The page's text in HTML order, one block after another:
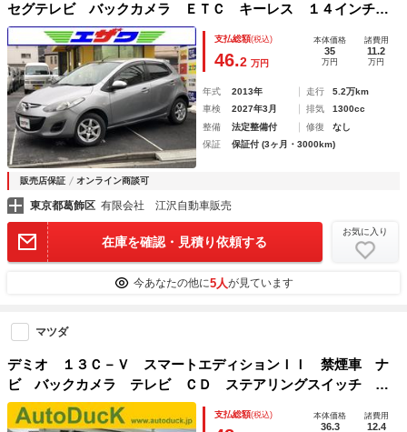
セグテレビ バックカメラ ＥＴＣ キーレス １４インチア
ルミホイール ルーフスポイラー
支払総額(税込)
46.2 万円
本体価格
35
万円
諸費用
11.2
万円
年式 2013年 走行
5.2万km
車検
2027年3月 排気
1300cc
整備
法定整備付 修復
なし
保証
保証付 (3ヶ月・3000km)
販売店保証 オンライン商談可
東京都葛飾区 有限会社 江沢自動車販売
在庫を確認・見積り依頼する
お気に入り
今あなたの他に5人が見ています
マツダ
デミオ １３Ｃ－Ｖ スマートエディションＩＩ 禁煙車 ナ
ビ バックカメラ テレビ ＣＤ ステアリングスイッチ キ
ーレスエントリー プライバシーガラス アームレスト ＡＢ
Ｓ ダブルエアバッグ ドライブレコーダ
支払総額(税込) 本体価格
36.3
諸費用
12.4